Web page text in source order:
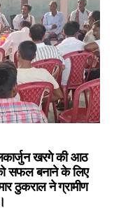
खरगे की आठ
सफल बनाने के लिए
ठुकराल ने ग्रामीण